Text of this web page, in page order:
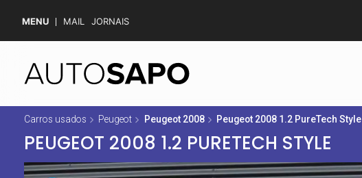
MENU MAIL JORNAIS
Carros usados Peugeot Peugeot 2008 Peugeot 2008 1.2 PureTech Style
PEUGEOT 2008 1.2 PURETECH STYLE